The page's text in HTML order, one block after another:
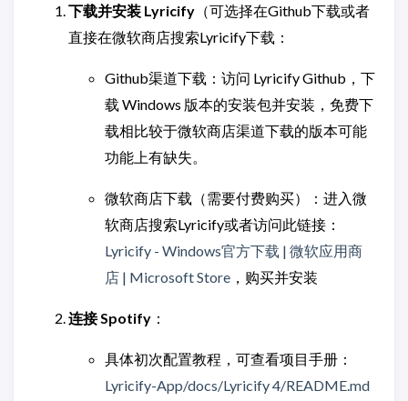
下载并安装 Lyricify （可选择在Github下载或者
直接在微软商店搜索Lyricify下载：
Github渠道下载：访问 Lyricify Github，下
载 Windows 版本的安装包并安装，免费下
载相比较于微软商店渠道下载的版本可能
功能上有缺失。
微软商店下载（需要付费购买）：进入微
软商店搜索Lyricify或者访问此链接：
Lyricify - Windows官方下载 | 微软应用商
店 | Microsoft Store ，购买并安装
连接 Spotify ：
具体初次配置教程，可查看项目手册：
Lyricify-App/docs/Lyricify 4/README.md